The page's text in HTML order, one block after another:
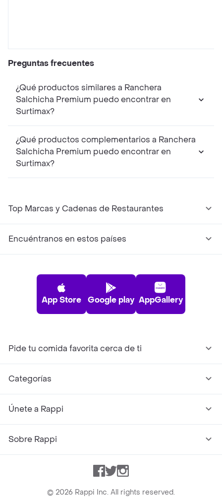
Preguntas frecuentes
¿Qué productos similares a Ranchera
Salchicha Premium puedo encontrar en
Surtimax?
¿Qué productos complementarios a Ranchera
Salchicha Premium puedo encontrar en
Surtimax?
Top Marcas y Cadenas de Restaurantes
Encuéntranos en estos países
App Store Google play AppGallery
Pide tu comida favorita cerca de ti
Categorías
Únete a Rappi
Sobre Rappi
Facebook
TwitterInstagram
© 2026 Rappi Inc. All rights reserved.